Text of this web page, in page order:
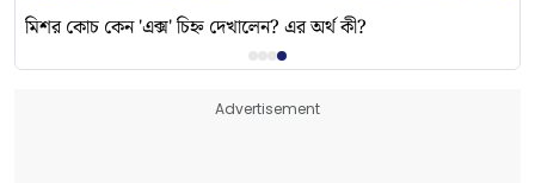
মিশর কোচ কেন 'এক্স' চিহ্ন দেখালেন? এর অর্থ কী?
Advertisement